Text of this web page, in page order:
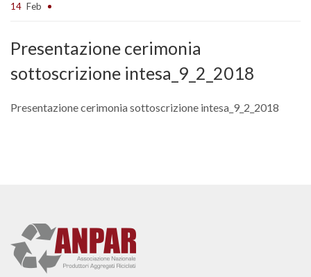
14 Feb
Presentazione cerimonia
sottoscrizione intesa_9_2_2018
Presentazione cerimonia sottoscrizione intesa_9_2_2018